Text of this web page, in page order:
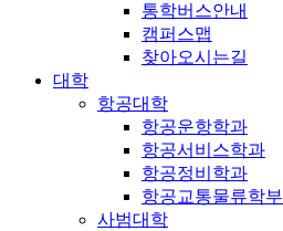
통학버스안내
캠퍼스맵
찾아오시는길
대학
항공대학
항공운항학과
항공서비스학과
항공정비학과
항공교통물류학부
사범대학